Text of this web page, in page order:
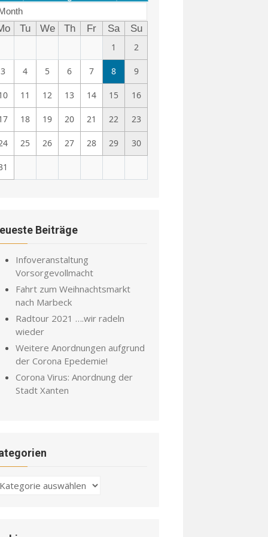
Tu We Th Fr Sa
Su
1
2
3 4 5 6 7 8 9
11 12 13 14 15 16
18 19 20 21 22 23
25 26 27 28 29 30
Beiträge
Infoveranstaltung
Vorsorgevollmacht
Fahrt zum Weihnachtsmarkt
nach Marbeck
Radtour 2021 ….wir radeln
wieder
Weitere Anordnungen aufgrund
der Corona Epedemie!
Corona Virus: Anordnung der
Stadt Xanten